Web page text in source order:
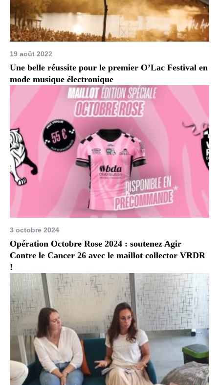
19 août 2022
Une belle réussite pour le premier O’Lac Festival en
mode musique électronique
3 octobre 2024
Opération Octobre Rose 2024 : soutenez Agir
Contre le Cancer 26 avec le maillot collector VRDR
!